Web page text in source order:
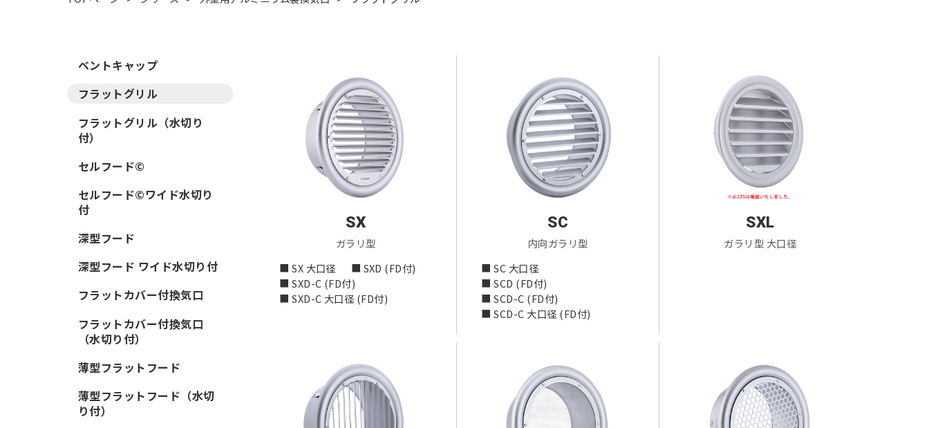
ベントキャップ
フラットグリル
フラットグリル（水切り
付）
セルフード©
セルフード©ワイド水切り
付
深型フード
深型フード ワイド水切り付
フラットカバー付換気口
フラットカバー付換気口
（水切り付）
薄型フラットフード
薄型フラットフード（水切
り付）
SX
ガラリ型
■ SX 大口径
■ SXD (FD付)
■ SXD-C (FD付)
■ SXD-C 大口径 (FD付)
SC
内向ガラリ型
■ SC 大口径
■ SCD (FD付)
■ SCD-C (FD付)
■ SCD-C 大口径 (FD付)
SXL
ガラリ型 大口径